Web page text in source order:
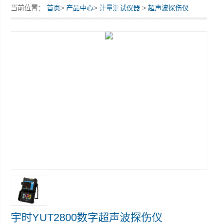
当前位置：首页> 产品中心>计量测试仪器 >超声波探伤仪
宇时YUT2800数字超声波探伤仪